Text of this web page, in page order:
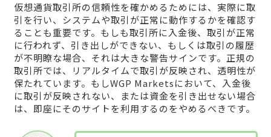
仮想通貨取引所の信頼性を確かめるためには、実際に取
引を行い、システムや取引が正常に動作するかを確認す
ることも重要です。もしも取引所に入金後、取引が正常
に行われず、引き出しができない、もしくは取引の履歴
が不明瞭な場合、それは大きな警告サインです。正規の
取引所では、リアルタイムで取引が反映され、透明性が
保たれています。もしWGP Marketsにおいて、入金後
に取引が反映されない、または資金を引き出せない場合
は、即座にそのサイトを利用するのをやめるべきです。